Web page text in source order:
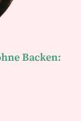
Backen: